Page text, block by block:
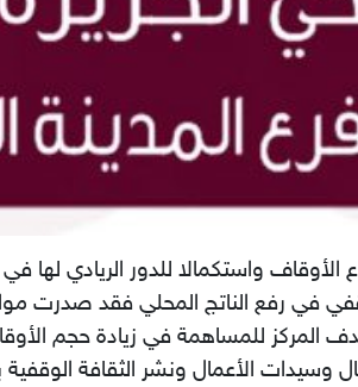
في رفع الناتج المحلي فقد صدرت
المركز للمساهمة في زيادة حجم
وسيدات الأعمال ونشر الثقافة